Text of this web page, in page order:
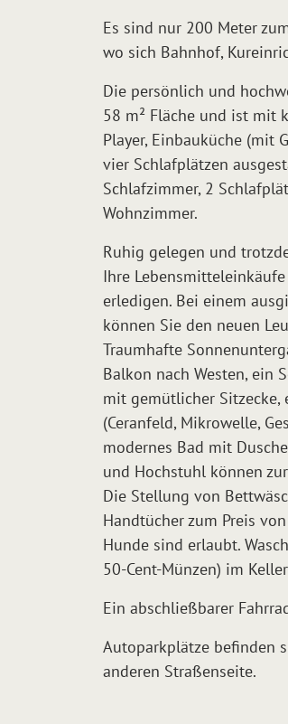
Es sind nur 200 Meter
wo sich Bahnhof,
Die persönlich und
58 m² Fläche und ist mit
Player, Einbauküche (mit
vier Schlafplätzen
Schlafzimmer, 2
Wohnzimmer.
Ruhig gelegen und
Ihre
erledigen. Bei einem
können Sie den neuen
Traumhafte
Balkon nach Westen, ein
mit gemütlicher Sitzecke,
(Ceranfeld, Mikrowelle,
modernes Bad mit
und Hochstuhl können
Die Stellung von
Handtücher zum Preis
Hunde sind erlaubt.
50-Cent-Münzen) im
Ein abschließbarer
Autoparkplätze befinden
anderen Straßenseite.